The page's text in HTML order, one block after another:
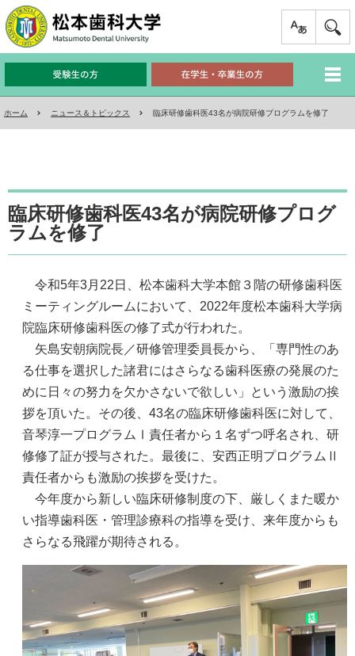
ホーム ニュース＆トピックス 臨床研修歯科医43名が病院研修プログラムを修了
臨床研修歯科医43名が病院研修プログ
ラムを修了
令和5年3月22日、松本歯科大学本館３階の研修歯科医
ミーティングルームにおいて、2022年度松本歯科大学病
院臨床研修歯科医の修了式が行われた。
矢島安朝病院長／研修管理委員長から、「専門性のあ
る仕事を選択した諸君にはさらなる歯科医療の発展のた
めに日々の努力を欠かさないで欲しい」という激励の挨
拶を頂いた。その後、43名の臨床研修歯科医に対して、
音琴淳一プログラムⅠ責任者から１名ずつ呼名され、研
修修了証が授与された。最後に、安西正明プログラムⅡ
責任者からも激励の挨拶を受けた。
今年度から新しい臨床研修制度の下、厳しくまた暖か
い指導歯科医・管理診療科の指導を受け、来年度からも
さらなる飛躍が期待される。